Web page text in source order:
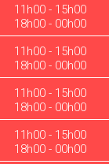
11h00 - 15h00
18h00 - 00h00
11h00 - 15h00
18h00 - 00h00
11h00 - 15h00
18h00 - 00h00
11h00 - 15h00
18h00 - 00h00